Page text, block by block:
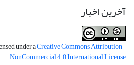
آخرین اخبار
under aCreative Commons Attribution-
NonCommercial 4.0 International License
.